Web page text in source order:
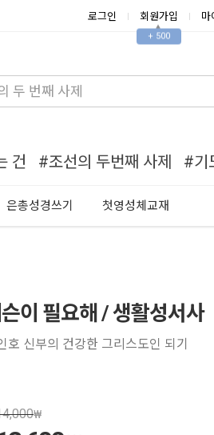
로그인 회원가입
▲
+ 500
마
건 #조선의 두번째 사제 #기
은총성경쓰기 첫영성체교재
이 필요해 / 생활성서사
호 신부의 건강한 그리스도인 되기
₩